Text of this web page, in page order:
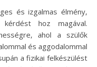
hoz magával.
ahol a szülők
és aggodalommal
a fizikai felkészülést